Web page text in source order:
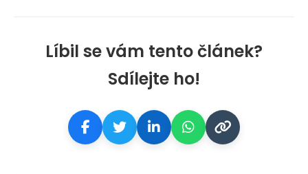
Líbil se vám tento článek?
Sdílejte ho!